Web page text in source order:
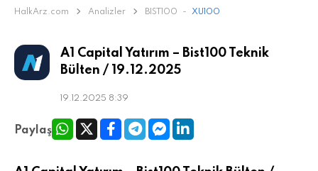
HalkArz.com Analizler BIST100 - XU100
A1 Capital Yatırım – Bist100 Teknik
Bülten / 19.12.2025
19.12.2025 8:39
Paylaş